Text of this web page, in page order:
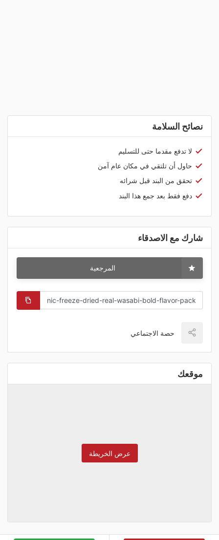
نصائح السلامة
لا تدفع مقدما حتى للتسليم
حاول أن تلتقي في مكان عام آمن
تحقق من البند قبل شرائه
دفع فقط بعد جمع هذا البند
شارك مع الاصدقاء
المرجعية
حصة الاجتماعي
موقعك
عرض الخريطة